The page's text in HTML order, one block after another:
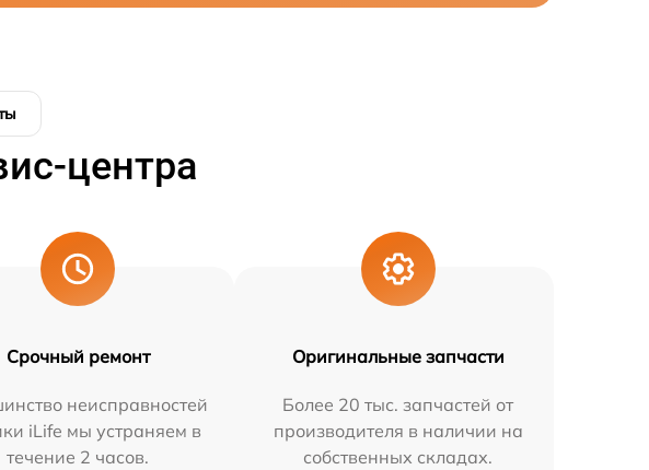
центра
Срочный ремонт
неисправностей
iLife мы устраняем в
течение 2 часов.
Оригинальные запчасти
Более 20 тыс. запчастей от
производителя в наличии на
собственных складах.